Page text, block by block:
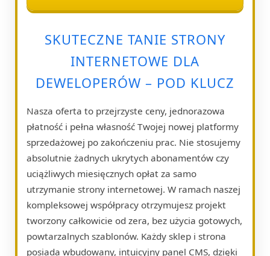
SKUTECZNE TANIE STRONY
INTERNETOWE DLA
DEWELOPERÓW – POD KLUCZ
Nasza oferta to przejrzyste ceny, jednorazowa
płatność i pełna własność Twojej nowej platformy
sprzedażowej po zakończeniu prac. Nie stosujemy
absolutnie żadnych ukrytych abonamentów czy
uciążliwych miesięcznych opłat za samo
utrzymanie strony internetowej. W ramach naszej
kompleksowej współpracy otrzymujesz projekt
tworzony całkowicie od zera, bez użycia gotowych,
powtarzalnych szablonów. Każdy sklep i strona
posiada wbudowany, intuicyjny panel CMS, dzięki